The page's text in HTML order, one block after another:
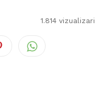
1.814 vizualizari